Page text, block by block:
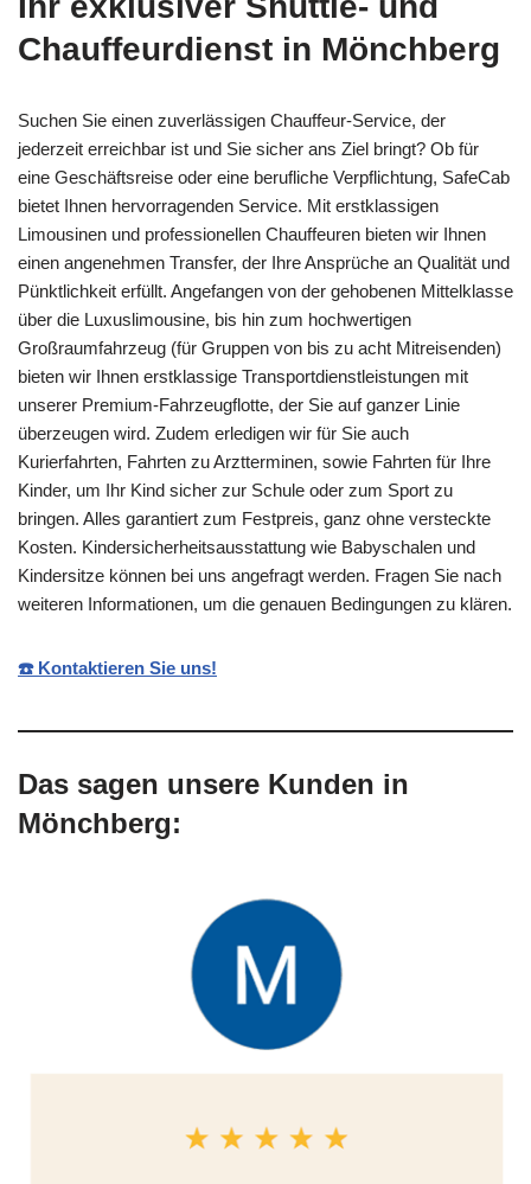
Chauffeurdienst in Mönchberg
Suchen Sie einen zuverlässigen Chauffeur-Service, der
jederzeit erreichbar ist und Sie sicher ans Ziel bringt? Ob für
eine Geschäftsreise oder eine berufliche Verpflichtung, SafeCab
bietet Ihnen hervorragenden Service. Mit erstklassigen
Limousinen und professionellen Chauffeuren bieten wir Ihnen
einen angenehmen Transfer, der Ihre Ansprüche an Qualität und
Pünktlichkeit erfüllt. Angefangen von der gehobenen Mittelklasse
über die Luxuslimousine, bis hin zum hochwertigen
Großraumfahrzeug (für Gruppen von bis zu acht Mitreisenden)
bieten wir Ihnen erstklassige Transportdienstleistungen mit
unserer Premium-Fahrzeugflotte, der Sie auf ganzer Linie
überzeugen wird. Zudem erledigen wir für Sie auch
Kurierfahrten, Fahrten zu Arztterminen, sowie Fahrten für Ihre
Kinder, um Ihr Kind sicher zur Schule oder zum Sport zu
bringen. Alles garantiert zum Festpreis, ganz ohne versteckte
Kosten. Kindersicherheitsausstattung wie Babyschalen und
Kindersitze können bei uns angefragt werden. Fragen Sie nach
weiteren Informationen, um die genauen Bedingungen zu klären.
☎️ Kontaktieren Sie uns!
Das sagen unsere Kunden in
Mönchberg: